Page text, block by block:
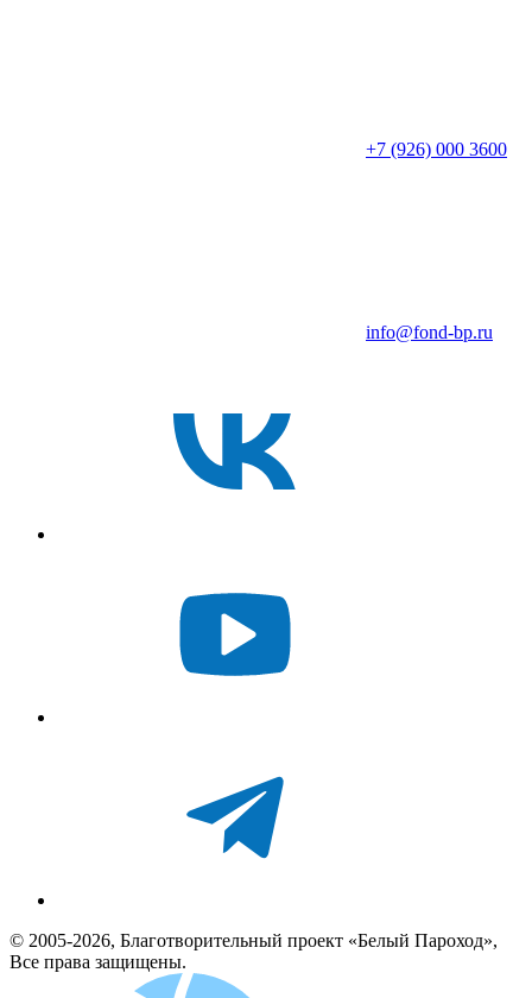
+7 (926) 000 3600
info@fond-bp.ru
© 2005-2026, Благотворительный проект «Белый Пароход»,
Все права защищены.